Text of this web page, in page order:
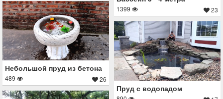
1399 23
Небольшой пруд из бетона
489 26
Пруд с водопадом